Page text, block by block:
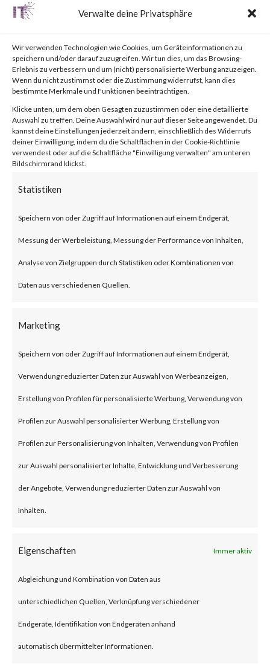
Verwalte deine Privatsphäre
Wir verwenden Technologien wie Cookies, um Geräteinformationen zu
speichern und/oder darauf zuzugreifen. Wir tun dies, um das Browsing-
Erlebnis zu verbessern und um (nicht) personalisierte Werbung anzuzeigen.
Wenn du nicht zustimmst oder die Zustimmung widerrufst, kann dies
bestimmte Merkmale und Funktionen beeinträchtigen.
Klicke unten, um dem oben Gesagten zuzustimmen oder eine detaillierte
Auswahl zu treffen. Deine Auswahl wird nur auf dieser Seite angewendet. Du
kannst deine Einstellungen jederzeit ändern, einschließlich des Widerrufs
deiner Einwilligung, indem du die Schaltflächen in der Cookie-Richtlinie
verwendest oder auf die Schaltfläche "Einwilligung verwalten" am unteren
Bildschirmrand klickst.
Statistiken
Speichern von oder Zugriff auf Informationen auf einem Endgerät,
Messung der Werbeleistung, Messung der Performance von Inhalten,
Analyse von Zielgruppen durch Statistiken oder Kombinationen von
Daten aus verschiedenen Quellen.
Marketing
Speichern von oder Zugriff auf Informationen auf einem Endgerät,
Verwendung reduzierter Daten zur Auswahl von Werbeanzeigen,
Erstellung von Profilen für personalisierte Werbung, Verwendung von
Profilen zur Auswahl personalisierter Werbung, Erstellung von
Profilen zur Personalisierung von Inhalten, Verwendung von Profilen
zur Auswahl personalisierter Inhalte, Entwicklung und Verbesserung
der Angebote, Verwendung reduzierter Daten zur Auswahl von
Inhalten.
Eigenschaften Immer aktiv
Abgleichung und Kombination von Daten aus
unterschiedlichen Quellen, Verknüpfung verschiedener
Endgeräte, Identifikation von Endgeräten anhand
automatisch übermittelter Informationen.
Citrix NetScaler ADC,
is an Application Delivery
Controller (ADC) designed to
achieve secure and optimized
network traffic.
Citrix NetScaler Gateway,
previously known as Citrix
designed to provide secure and
optimized remote access.
What is the Attack?
According to the advisory
To be vulnerable, those products
gateway or as an
authentication, authorization
and auditing (AAA) virtual
server. The advisory also states
that Citrix managed servers are